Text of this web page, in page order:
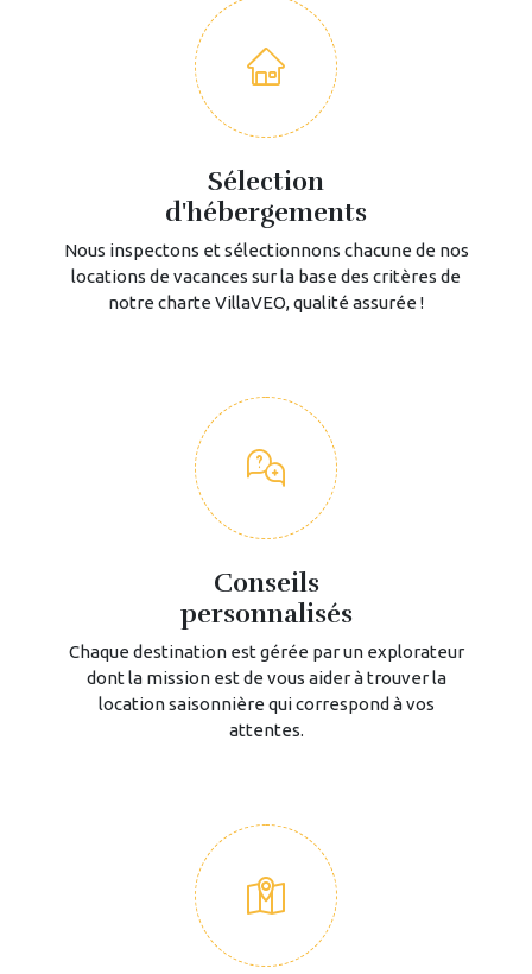
Sélection
d'hébergements
Nous inspectons et sélectionnons chacune de nos
locations de vacances sur la base des critères de
notre charte VillaVEO, qualité assurée !
Conseils
personnalisés
Chaque destination est gérée par un explorateur
dont la mission est de vous aider à trouver la
location saisonnière qui correspond à vos
attentes.